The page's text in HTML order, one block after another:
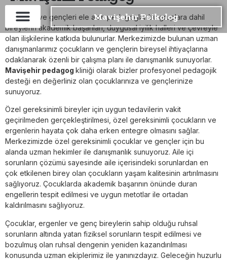
Mavişehir Psikolog
Çocukları ve gençleri ele alan pedagoglar bu gruplara dahil
bireylerin akademik başarıları, duygusal iyilik halleri ve çevreyle
olan ilişkilerine katkıda bulunurlar. Merkezimizde bulunan uzman
danışmanlarımız çocukların ve gençlerin bireysel ihtiyaçlarına
odaklanarak özenli bir çalışma planı ile danışmanlık sunuyorlar.
Mavişehir pedagog kliniği olarak bizler profesyonel pedagojik
desteği en değerliniz olan çocuklarınıza ve gençlerinize
sunuyoruz.
Özel gereksinimli bireyler için uygun tedavilerin vakit
geçirilmeden gerçekleştirilmesi, özel gereksinimli çocukların ve
ergenlerin hayata çok daha erken entegre olmasını sağlar.
Merkezimizde özel gereksinimli çocuklar ve gençler için bu
alanda uzman hekimler ile danışmanlık sunuyoruz. Aile içi
sorunların çözümü sayesinde aile içerisindeki sorunlardan en
çok etkilenen birey olan çocukların yaşam kalitesinin artırılmasını
sağlıyoruz. Çocuklarda akademik başarının önünde duran
engellerin tespit edilmesi ve uygun metotlar ile ortadan
kaldırılmasını sağlıyoruz.
Çocuklar, ergenler ve genç bireylerin sahip olduğu ruhsal
sorunların altında yatan fiziksel sorunların tespit edilmesi ve
bozulmuş olan ruhsal dengenin yeniden kazandırılması
konusunda uzman ekiplerimiz ile yanınızdayız. Geleceğin huzurlu